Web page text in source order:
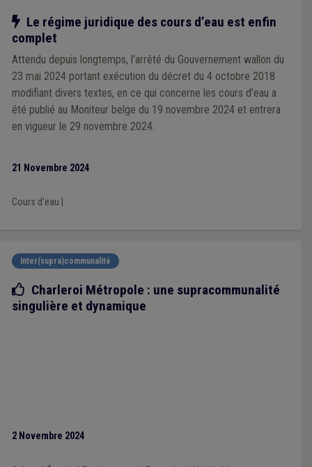
Notre action
Le régime juridique des cours d’eau est enfin
complet
Attendu depuis longtemps, l’arrêté du Gouvernement wallon du
23 mai 2024 portant exécution du décret du 4 octobre 2018
modifiant divers textes, en ce qui concerne les cours d'eau a
été publié au Moniteur belge du 19 novembre 2024 et entrera
en vigueur le 29 novembre 2024.
21 Novembre 2024
Cours d'eau
Inter(supra)communalité
Bonne pratique
Charleroi Métropole : une supracommunalité
singulière et dynamique
2 Novembre 2024